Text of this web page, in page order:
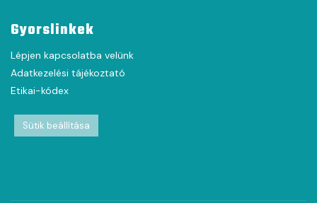
Gyorslinkek
Lépjen kapcsolatba velünk
Adatkezelési tájékoztató
Etikai-kódex
Sütik beállítása